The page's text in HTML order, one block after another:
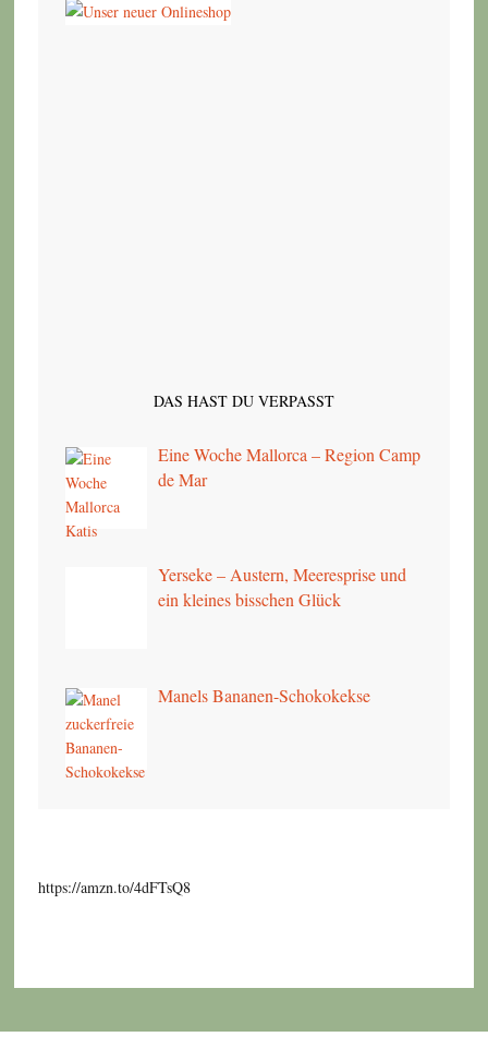
DAS HAST DU VERPASST
Eine Woche Mallorca – Region Camp
de Mar
Yerseke – Austern, Meeresprise und
ein kleines bisschen Glück
Manels Bananen-Schokokekse
https://amzn.to/4dFTsQ8